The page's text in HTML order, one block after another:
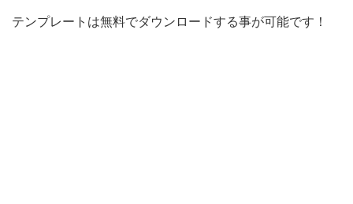
イ
テンプレートは無料でダウンロードする事が可能です！